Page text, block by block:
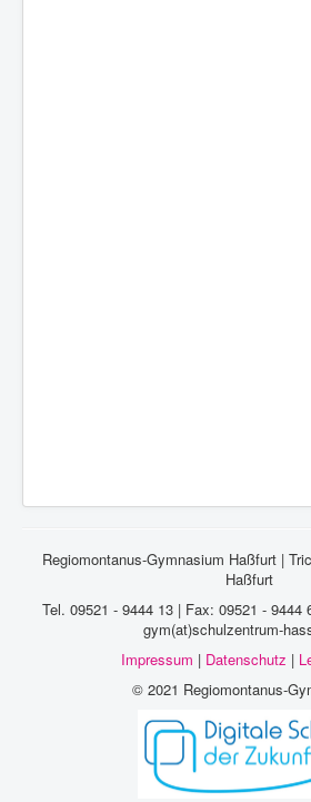
Regiomontanus-Gymnasium Haßfurt |
Haßfurt
Tel. 09521 - 9444 13 | Fax: 09521 - 9444
gym(at)schulzentrum-
Impressum | Datenschutz |
© 2021 Regiomontanus-